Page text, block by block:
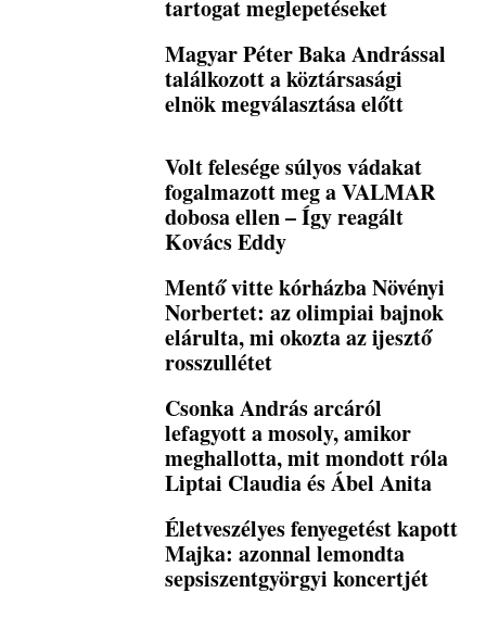
tartogat meglepetéseket
Magyar Péter Baka Andrással
találkozott a köztársasági
elnök megválasztása előtt
Volt felesége súlyos vádakat
fogalmazott meg a VALMAR
dobosa ellen – Így reagált
Kovács Eddy
Mentő vitte kórházba Növényi
Norbertet: az olimpiai bajnok
elárulta, mi okozta az ijesztő
rosszullétet
Csonka András arcáról
lefagyott a mosoly, amikor
meghallotta, mit mondott róla
Liptai Claudia és Ábel Anita
Életveszélyes fenyegetést kapott
Majka: azonnal lemondta
sepsiszentgyörgyi koncertjét